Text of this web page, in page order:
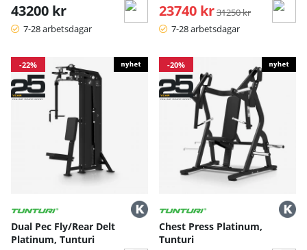
43200 kr
7-28 arbetsdagar
23740 kr Ordinarie pris:
31250 kr
7-28 arbetsdagar
-22%
Dual Pec Fly/Rear Delt
Platinum, Tunturi
-20%
Chest Press Platinum,
Tunturi